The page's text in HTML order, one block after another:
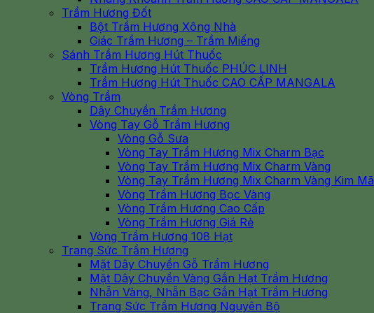
Trầm Hương Đốt
Bột Trầm Hương Xông Nhà
Giác Trầm Hương – Trầm Miếng
Sánh Trầm Hương Hút Thuốc
Trầm Hương Hút Thuốc PHÚC LINH
Trầm Hương Hút Thuốc CAO CẤP MANGALA
Vòng Trầm
Dây Chuyền Trầm Hương
Vòng Tay Gỗ Trầm Hương
Vòng Gỗ Sưa
Vòng Tay Trầm Hương Mix Charm Bạc
Vòng Tay Trầm Hương Mix Charm Vàng
Vòng Tay Trầm Hương Mix Charm Vàng Kim Mã
Vòng Trầm Hương Bọc Vàng
Vòng Trầm Hương Cao Cấp
Vòng Trầm Hương Giá Rẻ
Vòng Trầm Hương 108 Hạt
Trang Sức Trầm Hương
Mặt Dây Chuyền Gỗ Trầm Hương
Mặt Dây Chuyền Vàng Gắn Hạt Trầm Hương
Nhẫn Vàng, Nhẫn Bạc Gắn Hạt Trầm Hương
Trang Sức Trầm Hương Nguyên Bộ